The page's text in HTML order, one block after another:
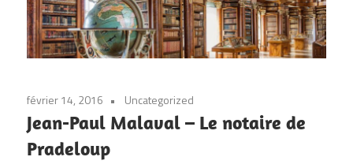
février 14, 2016 Uncategorized
Jean-Paul Malaval – Le notaire de
Pradeloup